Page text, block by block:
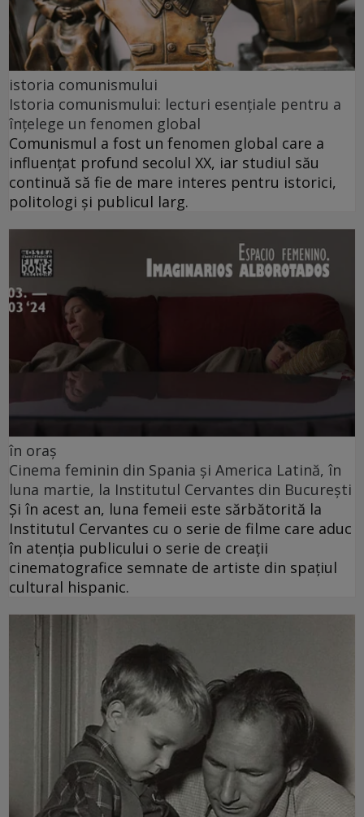
istoria comunismului
Istoria comunismului: lecturi esențiale pentru a
înțelege un fenomen global
Comunismul a fost un fenomen global care a
influențat profund secolul XX, iar studiul său
continuă să fie de mare interes pentru istorici,
politologi și publicul larg.
în oraș
Cinema feminin din Spania și America Latină, în
luna martie, la Institutul Cervantes din București
Și în acest an, luna femeii este sărbătorită la
Institutul Cervantes cu o serie de filme care aduc
în atenția publicului o serie de creații
cinematografice semnate de artiste din spațiul
cultural hispanic.